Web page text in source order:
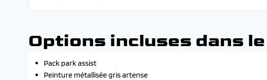
Options incluses dans
Pack park assist
Peinture métallisée gris artense